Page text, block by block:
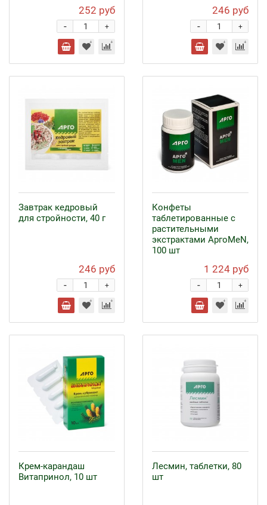
252 руб
+
-
246 руб
+
-
Завтрак кедровый
для стройности, 40 г
246 руб
+
-
Конфеты
таблетированные с
растительными
экстрактами АргоMeN,
100 шт
1 224 руб
+
-
Крем-карандаш
Витапринол, 10 шт
Лесмин, таблетки, 80
шт